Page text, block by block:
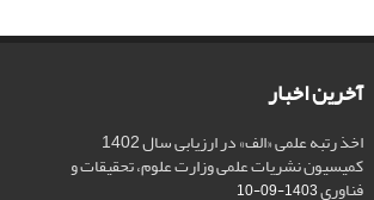
آخرین اخبار
اخذ رتبه علمی «الف» در ارزیابی سال 1402
کمیسیون نشریات علمی وزارت علوم، تحقیقات و
فناوری1403-09-10